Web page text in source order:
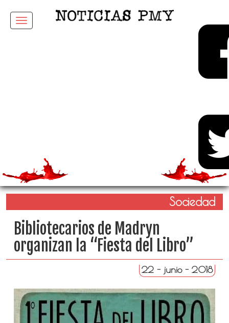
Menu
Sociedad
Bibliotecarios de Madryn
organizan la “Fiesta del Libro”
22 - junio - 2018